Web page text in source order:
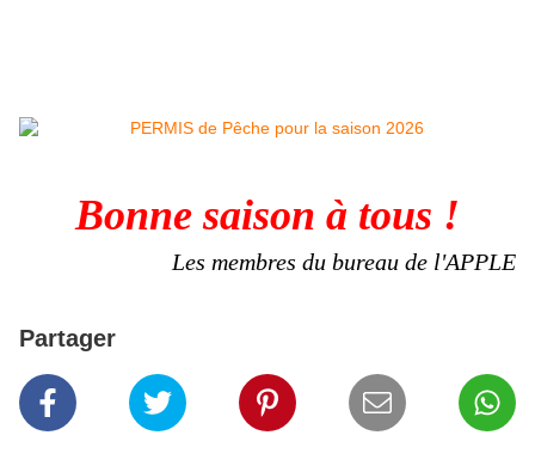
Bonne saison à tous !
Les membres du bureau de l'APPLE
Partager